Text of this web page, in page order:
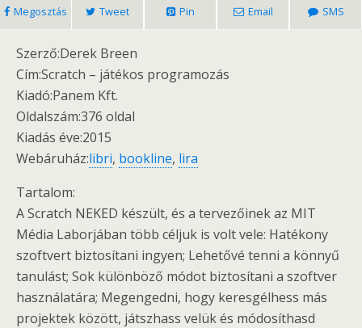
Megosztás Tweet Pin Email SMS
Szerző:Derek Breen
Cím:Scratch – játékos programozás
Kiadó:Panem Kft.
Oldalszám:376 oldal
Kiadás éve:2015
Webáruház:libri, bookline, lira
Tartalom:
A Scratch NEKED készült, és a tervezőinek az MIT
Média Laborjában több céljuk is volt vele: Hatékony
szoftvert biztosítani ingyen; Lehetővé tenni a könnyű
tanulást; Sok különböző módot biztosítani a szoftver
használatára; Megengedni, hogy keresgélhess más
projektek között, játszhass velük és módosíthasd